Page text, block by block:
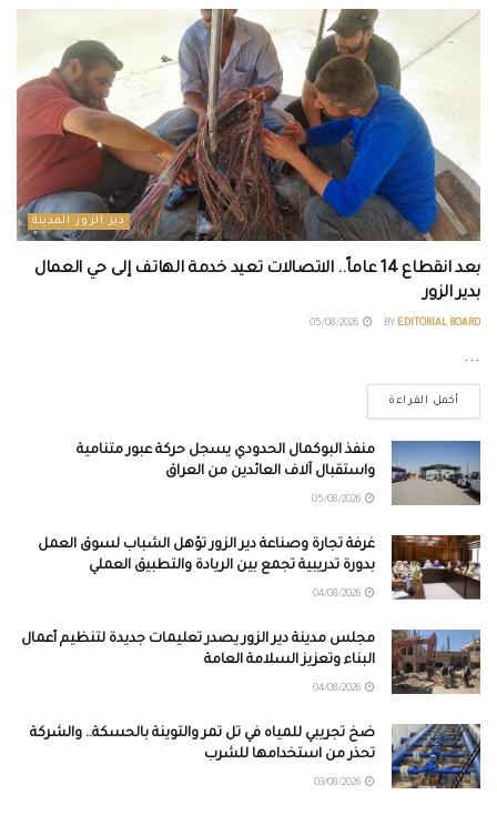
دير الزور المدينة
بعد انقطاع 14 عاماً.. الاتصالات تعيد خدمة الهاتف إلى حي العمال
بدير الزور
BY EDITORIAL BOARD
...
أكمل القراءة
منفذ البوكمال الحدودي يسجل حركة عبور متنامية
واستقبال آلاف العائدين من العراق
غرفة تجارة وصناعة دير الزور تؤهل الشباب لسوق العمل
بدورة تدريبية تجمع بين الريادة والتطبيق العملي
مجلس مدينة دير الزور يصدر تعليمات جديدة لتنظيم أعمال
البناء وتعزيز السلامة العامة
ضخ تجريبي للمياه في تل تمر والتوينة بالحسكة.. والشركة
تحذر من استخدامها للشرب